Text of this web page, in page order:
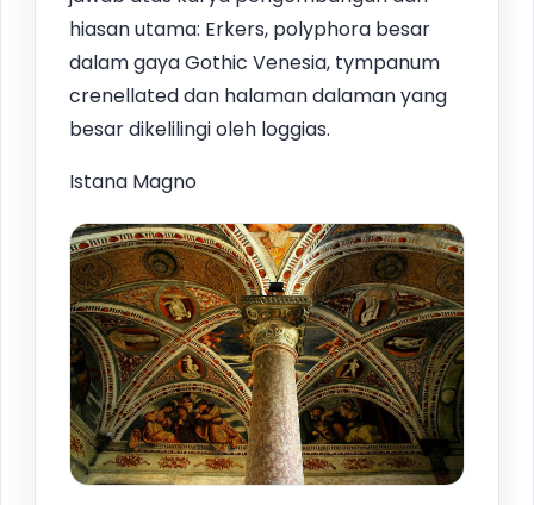
hiasan utama: Erkers, polyphora besar
dalam gaya Gothic Venesia, tympanum
crenellated dan halaman dalaman yang
besar dikelilingi oleh loggias.
Istana Magno